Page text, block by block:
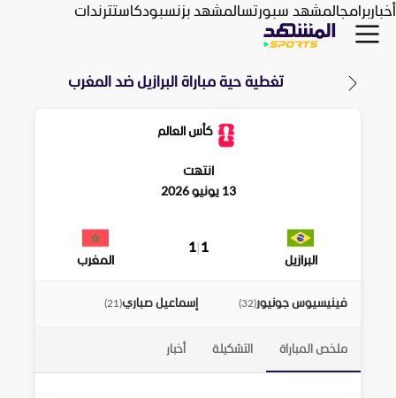
أخباربرامجالمشهد سبورتسالمشهد بزنسبودكاستترندات
تغطية حية مباراة البرازيل ضد المغرب
كأس العالم
انتهت
13 يونيو 2026
البرازيل
1
|
1
المغرب
فينيسيوس جونيور(
32
) إسماعيل صباري(
21
)
ملخص المباراة التشكيلة أخبار